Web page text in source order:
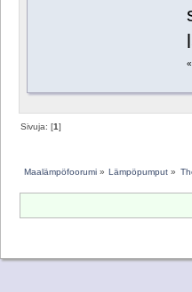
«
Sivuja: [1]
Maalämpöfoorumi» Lämpöpumput »